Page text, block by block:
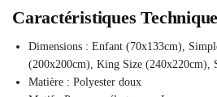
Caractéristiques
Dimensions : Enfant (70x133cm),
(200x200cm), King Size (240x220cm),
Matière : Polyester doux